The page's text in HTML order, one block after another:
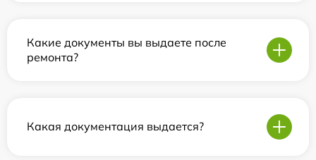
Какие документы вы выдаете после
ремонта?
Какая документация выдается?